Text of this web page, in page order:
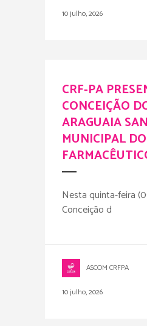
10 julho, 2026
CRF-PA
CONCEIÇÃO
ARAGUAIA
MUNICIPAL DO
Nesta quinta-feira
Conceição d
ASCOM CRFPA
10 julho, 2026